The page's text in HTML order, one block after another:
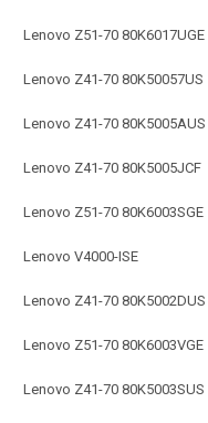
Lenovo Z51-70 80K6017UGE
Lenovo Z41-70 80K50057US
Lenovo Z41-70 80K5005AUS
Lenovo Z41-70 80K5005JCF
Lenovo Z51-70 80K6003SGE
Lenovo V4000-ISE
Lenovo Z41-70 80K5002DUS
Lenovo Z51-70 80K6003VGE
Lenovo Z41-70 80K5003SUS